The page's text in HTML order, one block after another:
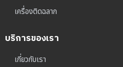
เครื่องติดฉลาก
บริการของเรา
เกี่ยวกับเรา